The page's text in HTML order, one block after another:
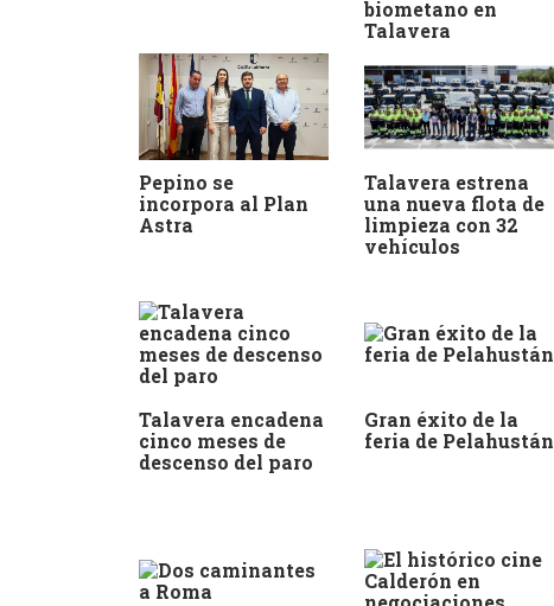
biometano en
Talavera
Pepino se
incorpora al Plan
Astra
Talavera estrena
una nueva flota de
limpieza con 32
vehículos
Talavera encadena
cinco meses de
descenso del paro
Gran éxito de la
feria de Pelahustán